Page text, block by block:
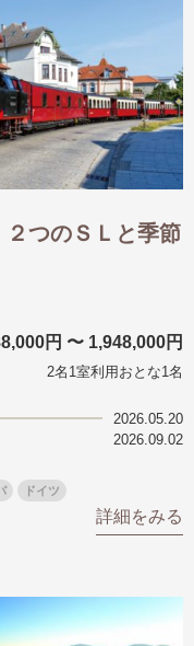
つのＳＬと季節
円 〜 1,948,000円
2名1室利用おとな1名
2026.05.20
2026.09.02
ドイツ
詳細をみる